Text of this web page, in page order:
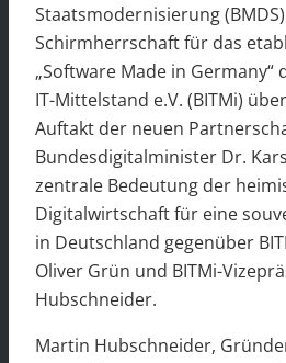
Staatsmodernisierung
Schirmherrschaft für das
„Software Made in Germany“
IT-Mittelstand e.V. (BITMi)
Auftakt der neuen
Bundesdigitalminister Dr.
zentrale Bedeutung der
Digitalwirtschaft für eine
in Deutschland gegenüber
Oliver Grün und BITMi-
Hubschneider.
Martin Hubschneider,